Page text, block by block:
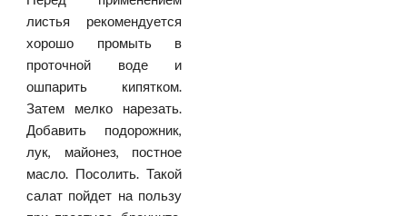
листья рекомендуется
хорошо промыть в
проточной воде и
ошпарить кипятком.
Затем мелко нарезать.
Добавить подорожник,
лук, майонез, постное
масло. Посолить. Такой
салат пойдет на пользу